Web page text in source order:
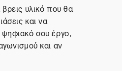
υλικό που θα
και να
σου έργο,
και αν